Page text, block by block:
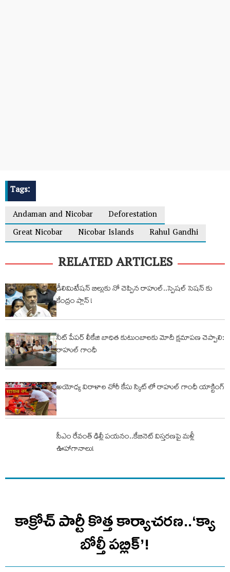
Tags:
Andaman and Nicobar
Deforestation
Great Nicobar
Nicobar Islands Rahul Gandhi
RELATED ARTICLES
డీలిమిటేషన్ బిల్లుకు నో చెప్పిన రాహుల్..స్పెషల్ సెషన్ కు
కేంద్రం ప్లాన్ !
నీట్ పేపర్ లీకేజి బాధిత కుటుంబాలకు మోదీ క్షమాపణ చెప్పాలి:
రాహుల్ గాంధీ
అయోధ్య విరాళాల చోరీ కేసు స్కిట్ లో రాహుల్ గాంధీ యాక్టింగ్
సీఎం రేవంత్ ఢిల్లీ పయనం..కేబినెట్ విస్తరణపై మళ్లీ
ఊహాగానాలు!
కాక్రోచ్ పార్టీ కొత్త కార్యాచరణ..‘క్యా
బోల్తీ పబ్లిక్’!